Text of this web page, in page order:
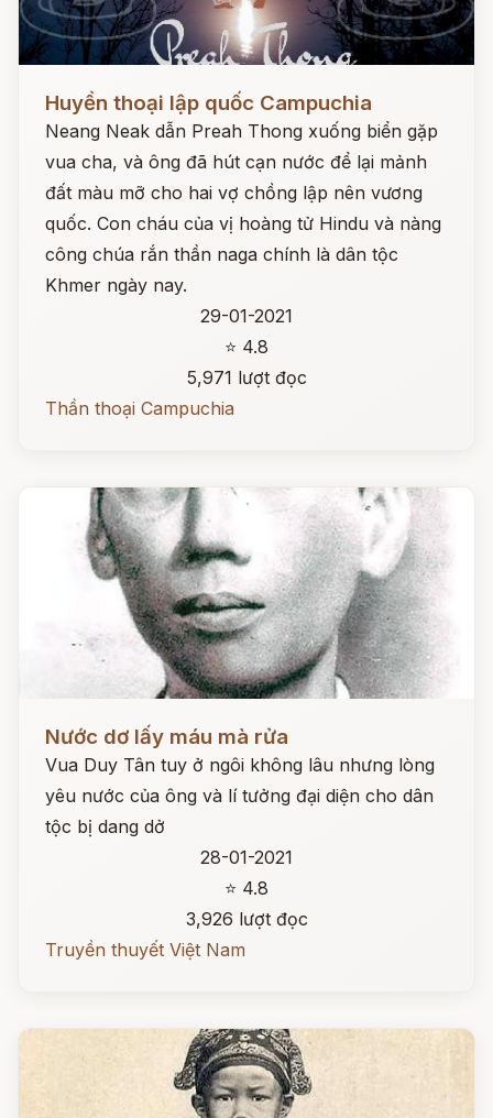
Đọc ngay
Huyền thoại lập quốc Campuchia
Neang Neak dẫn Preah Thong xuống biển gặp
vua cha, và ông đã hút cạn nước để lại mảnh
đất màu mỡ cho hai vợ chồng lập nên vương
quốc. Con cháu của vị hoàng tử Hindu và nàng
công chúa rắn thần naga chính là dân tộc
Khmer ngày nay.
29-01-2021
⭐ 4.8
5,971 lượt đọc
Thần thoại Campuchia
Nước dơ lấy máu mà rửa
Vua Duy Tân tuy ở ngôi không lâu nhưng lòng
yêu nước của ông và lí tưởng đại diện cho dân
tộc bị dang dở
28-01-2021
⭐ 4.8
3,926 lượt đọc
Truyền thuyết Việt Nam